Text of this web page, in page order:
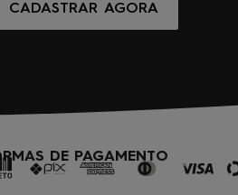
CADASTRAR AGORA
DE PAGAMENTO